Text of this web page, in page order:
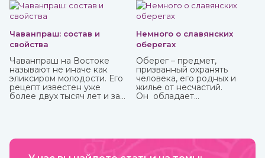
и ранки на коже, ожоги, грибковые заболевания, герпес.
Чаванпраш: состав и
свойства
Чаванпраш на Востоке
называют не иначе как
эликсиром молодости. Его
рецепт известен уже
более двух тысяч лет и за
органов и систем,
Немного о славянских
оберегах
Оберег – предмет,
призванный охранять
человека, его родных и
жилье от несчастий.
Он обладает
действие. Даже